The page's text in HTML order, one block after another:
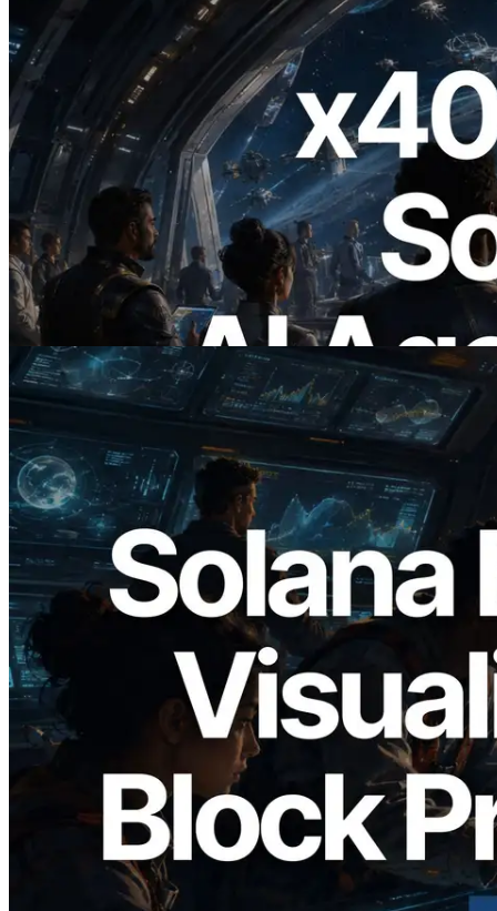
2026.07.04
ERPC lanza Solana RPC compatible con
x402 — La era en la que los agentes de IA
pagan bajo demanda por las API que
necesitan
Leer este artículo
2026.05.24
Validators Solutions lanza el Solana Block
Analyzer — Visualización del tiempo de
producción de bloque por slot y del
Validador asignado
Leer este artículo